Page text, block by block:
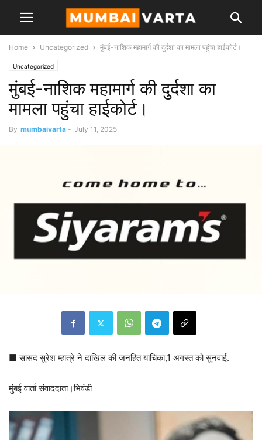
Home Uncategorized मुंबई-नाशिक महामार्ग की दुर्दशा का मामला पहुंचा हाईकोर्ट।
Uncategorized
मुंबई-नाशिक महामार्ग की दुर्दशा का
मामला पहुंचा हाईकोर्ट।
By mumbaivarta - July 11, 2025
■ सांसद सुरेश म्हात्रे ने दाखिल की जनहित याचिका,1 अगस्त को सुनवाई.
मुंबई वार्ता संवाददाता।भिवंडी